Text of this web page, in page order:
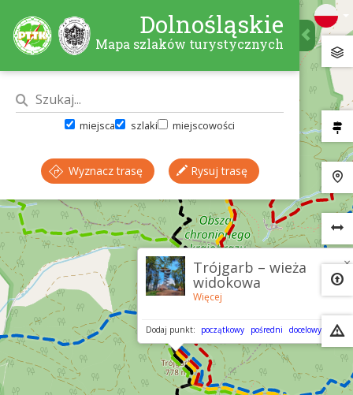
×
Trójgarb – wieża
widokowa
Więcej
Dodaj punkt: początkowy pośredni docelowy
Dolnośląskie
Mapa szlaków turystycznych
miejsca szlaki miejscowości
Wyznacz trasę Rysuj trasę